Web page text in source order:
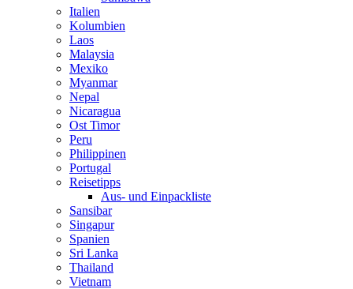
Italien
Kolumbien
Laos
Malaysia
Mexiko
Myanmar
Nepal
Nicaragua
Ost Timor
Peru
Philippinen
Portugal
Reisetipps
Aus- und Einpackliste
Sansibar
Singapur
Spanien
Sri Lanka
Thailand
Vietnam